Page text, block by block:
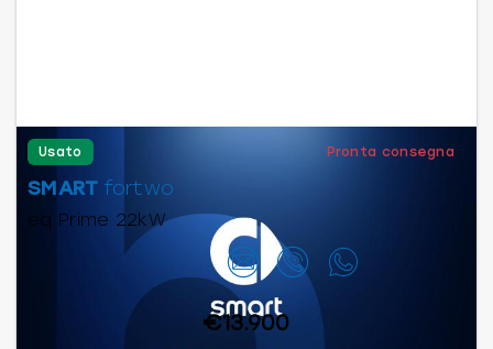
Usato Pronta consegna
SMART fortwo
eq Prime 22kW
Contattaci
€13.900